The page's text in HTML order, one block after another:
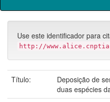
Use este identificador para
http://
Título:
Deposição de
duas espécies